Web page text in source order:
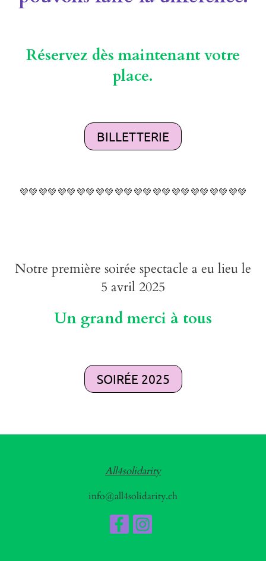
Réservez dès maintenant votre
place.
BILLETTERIE
💜💚💜💚💜💚💜💚💜💚💜💚💜💚💜💚💜💚💜💚💜💚💜💚
Notre première soirée spectacle a eu lieu le
5 avril 2025
Un grand merci à tous
SOIRÉE 2025
All4solidarity
info@all4solidarity.ch